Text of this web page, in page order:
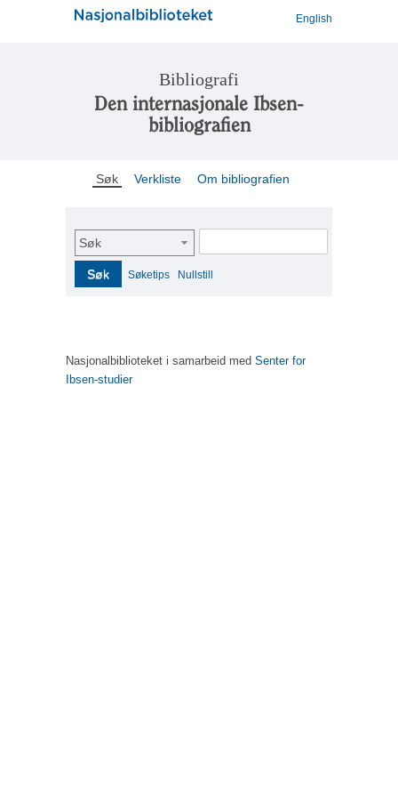
English
Bibliografi
Den internasjonale Ibsen-
bibliografien
Søk Verkliste Om bibliografien
Søk
Søk Søketips Nullstill
Nasjonalbiblioteket i samarbeid med Senter for
Ibsen-studier